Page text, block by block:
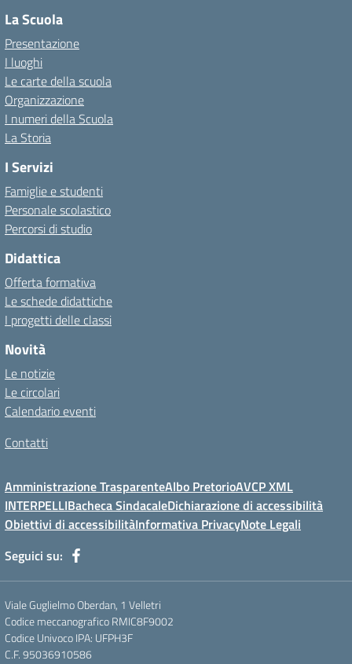
La Scuola
Presentazione
I luoghi
Le carte della scuola
Organizzazione
I numeri della Scuola
La Storia
I Servizi
Famiglie e studenti
Personale scolastico
Percorsi di studio
Didattica
Offerta formativa
Le schede didattiche
I progetti delle classi
Novità
Le notizie
Le circolari
Calendario eventi
Contatti
Amministrazione TrasparenteAlbo PretorioAVCP XML
INTERPELLIBacheca SindacaleDichiarazione di accessibilità
Obiettivi di accessibilitàInformativa PrivacyNote Legali
Seguici su:
Viale Guglielmo Oberdan, 1 Velletri
Codice meccanografico RMIC8F9002
Codice Univoco IPA: UFPH3F
C.F. 95036910586